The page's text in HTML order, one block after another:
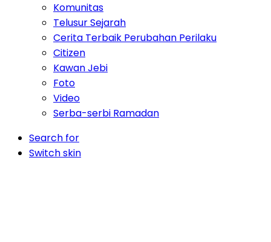
Komunitas
Telusur Sejarah
Cerita Terbaik Perubahan Perilaku
Citizen
Kawan Jebi
Foto
Video
Serba-serbi Ramadan
Search for
Switch skin